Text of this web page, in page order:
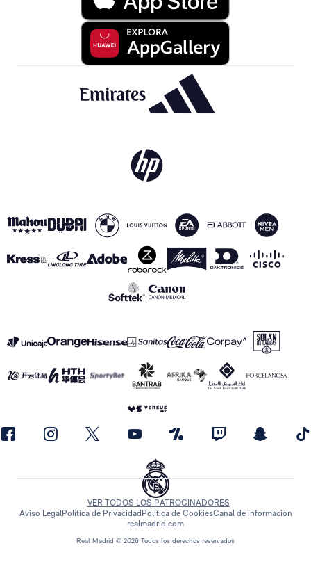
Real Madrid © 2026 Todos los derechos reservados
VER TODOS LOS PATROCINADORES
Aviso LegalPolítica de PrivacidadPolítica de CookiesCanal de información
realmadrid.com